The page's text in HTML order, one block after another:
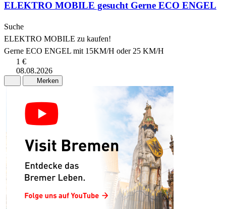
ELEKTRO MOBILE gesucht Gerne ECO ENGEL
Suche
ELEKTRO MOBILE zu kaufen!
Gerne ECO ENGEL mit 15KM/H oder 25 KM/H
1 €
08.08.2026
Merken